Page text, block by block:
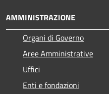
AMMINISTRAZIONE
Organi di Governo
Aree Amministrative
Uffici
Enti e fondazioni